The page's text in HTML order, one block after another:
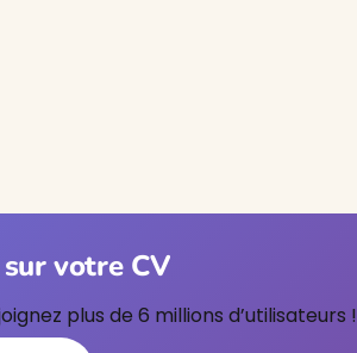
votre CV
plus de 6 millions d’utilisateurs !